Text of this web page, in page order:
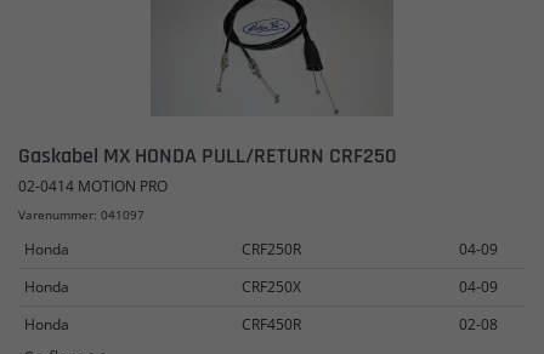
Gaskabel MX HONDA PULL/RETURN CRF250
02-0414 MOTION PRO
Varenummer: 041097
Honda CRF250R
04-09
Honda
CRF250X
04-09
Honda
CRF450R 02-08